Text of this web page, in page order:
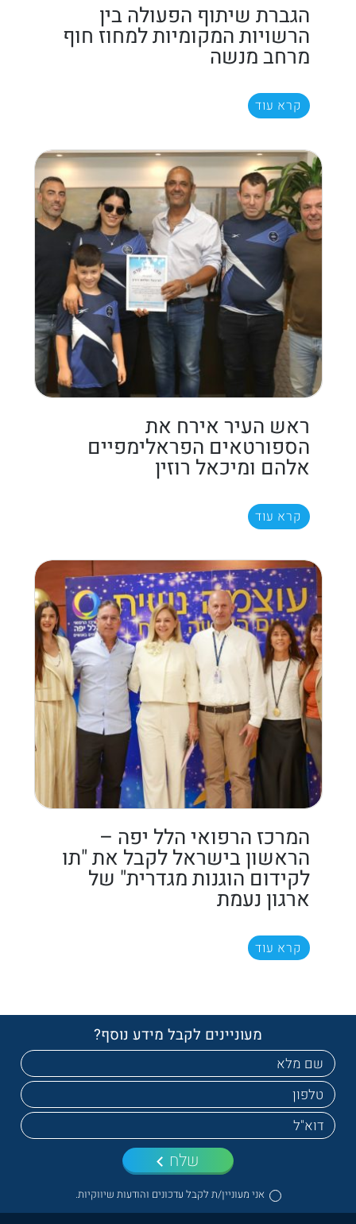
הגברת שיתוף הפעולה בין
הרשויות המקומיות למחוז חוף
מרחב מנשה
קרא עוד
ראש העיר אירח את
הספורטאים הפראלימפיים
אלהם ומיכאל רוזין
קרא עוד
המרכז הרפואי הלל יפה –
הראשון בישראל לקבל את "תו
לקידום הוגנות מגדרית" של
ארגון נעמת
קרא עוד
מעוניינים לקבל מידע נוסף?
אני מעוניין/ת לקבל עדכונים והודעות שיווקיות.
שלח